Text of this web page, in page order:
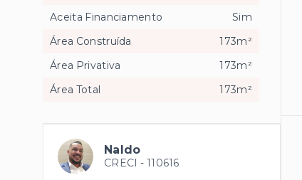
Aceita Financiamento
Sim
Área Construída
173m²
Área Privativa
173m²
Área Total
173m²
Naldo
CRECI - 110616